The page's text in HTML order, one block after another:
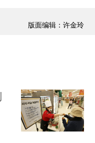
版面编辑：许金玲